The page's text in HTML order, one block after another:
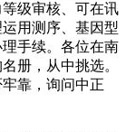
级审核、可在讯
用测序、基因型
手续。各位在南
册，从中挑选。
靠，询问中正